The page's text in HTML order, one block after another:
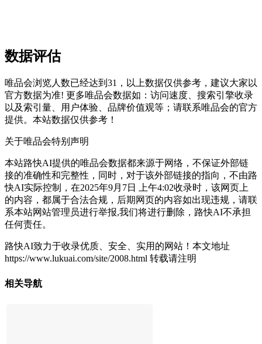
数据评估
唯品会浏览人数已经达到31，以上数据仅供参考，建议大家以
官方数据为准! 更多唯品会数据如：访问速度、搜索引擎收录
以及索引量、用户体验、品牌价值观等；请联系唯品会的官方
提供。本站数据仅供参考！
关于唯品会特别声明
本站路快AI提供的唯品会数据都来源于网络，不保证外部链
接的准确性和完整性，同时，对于该外部链接的指向，不由路
快AI实际控制，在2025年9月7日 上午4:02收录时，该网页上
的内容，都属于合法合规，后期网页的内容如出现违规，请联
系本站网站管理员进行举报,我们将进行删除，路快AI不承担
任何责任。
路快AI致力于收录优质、安全、实用的网站！ 本文地址
https://www.lukuai.com/site/2008.html 转载请注明
相关导航